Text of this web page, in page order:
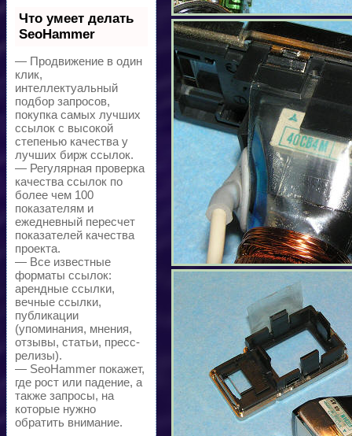
Что умеет делать
SeoHammer
— Продвижение в один
клик,
интеллектуальный
подбор запросов,
покупка самых лучших
ссылок с высокой
степенью качества у
лучших бирж ссылок.
— Регулярная проверка
качества ссылок по
более чем 100
показателям и
ежедневный пересчет
показателей качества
проекта.
— Все известные
форматы ссылок:
арендные ссылки,
вечные ссылки,
публикации
(упоминания, мнения,
отзывы, статьи, пресс-
релизы).
— SeoHammer покажет,
где рост или падение, а
также запросы, на
которые нужно
обратить внимание.